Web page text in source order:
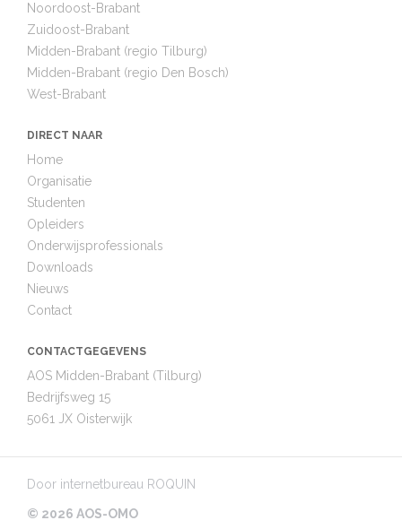
Noordoost-Brabant
Zuidoost-Brabant
Midden-Brabant (regio Tilburg)
Midden-Brabant (regio Den Bosch)
West-Brabant
DIRECT NAAR
Home
Organisatie
Studenten
Opleiders
Onderwijsprofessionals
Downloads
Nieuws
Contact
CONTACTGEGEVENS
AOS Midden-Brabant (Tilburg)
Bedrijfsweg 15
5061 JX Oisterwijk
Door internetbureau ROQUIN
© 2026 AOS-OMO